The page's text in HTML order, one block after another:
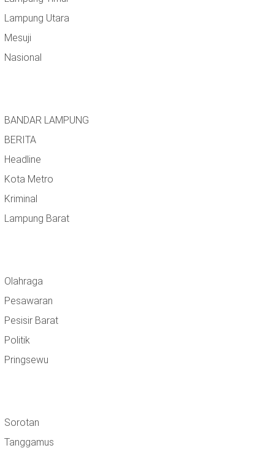
Lampung Utara
Mesuji
Nasional
BANDAR LAMPUNG
BERITA
Headline
Kota Metro
Kriminal
Lampung Barat
Olahraga
Pesawaran
Pesisir Barat
Politik
Pringsewu
Sorotan
Tanggamus